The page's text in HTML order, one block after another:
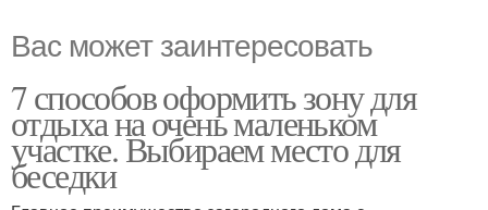
Вас может заинтересовать
7 способов оформить зону для
отдыха на очень маленьком
участке. Выбираем место для
беседки